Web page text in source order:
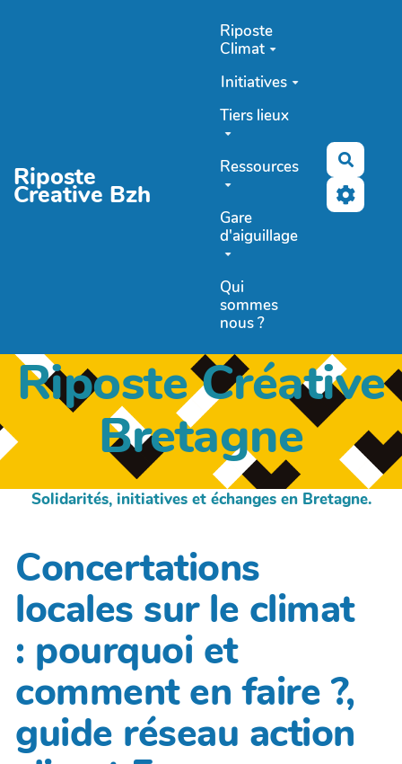
Riposte
Creative Bzh
Riposte
Climat
Initiatives
Tiers lieux
Ressources
Gare
d'aiguillage
Qui
sommes
nous ?
Riposte Créative
Bretagne
Solidarités, initiatives et échanges en Bretagne.
Concertations
locales sur le climat
: pourquoi et
comment en faire ?,
guide réseau action